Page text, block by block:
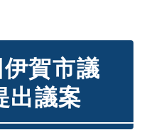
賀市議
出議案